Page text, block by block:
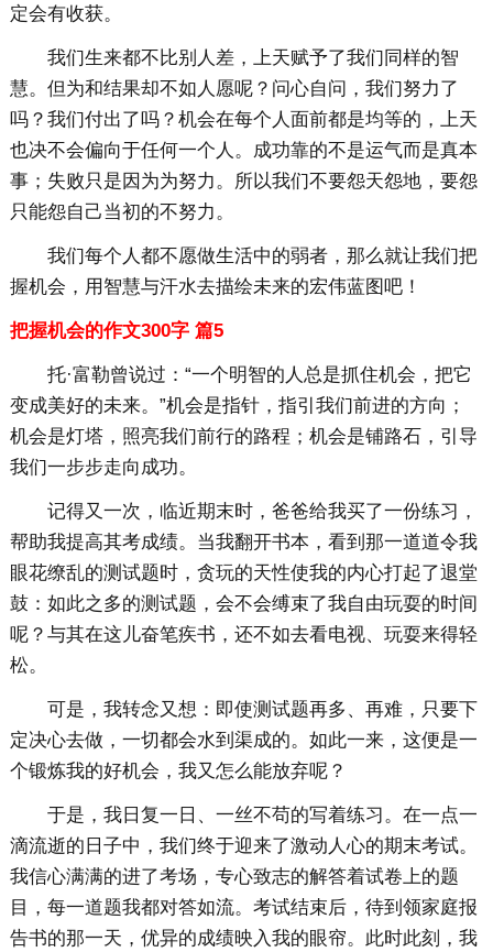
定会有收获。
我们生来都不比别人差，上天赋予了我们同样的智
慧。但为和结果却不如人愿呢？问心自问，我们努力了
吗？我们付出了吗？机会在每个人面前都是均等的，上天
也决不会偏向于任何一个人。成功靠的不是运气而是真本
事；失败只是因为为努力。所以我们不要怨天怨地，要怨
只能怨自己当初的不努力。
我们每个人都不愿做生活中的弱者，那么就让我们把
握机会，用智慧与汗水去描绘未来的宏伟蓝图吧！
把握机会的作文300字 篇5
托·富勒曾说过：“一个明智的人总是抓住机会，把它
变成美好的未来。”机会是指针，指引我们前进的方向；
机会是灯塔，照亮我们前行的路程；机会是铺路石，引导
我们一步步走向成功。
记得又一次，临近期末时，爸爸给我买了一份练习，
帮助我提高其考成绩。当我翻开书本，看到那一道道令我
眼花缭乱的测试题时，贪玩的天性使我的内心打起了退堂
鼓：如此之多的测试题，会不会缚束了我自由玩耍的时间
呢？与其在这儿奋笔疾书，还不如去看电视、玩耍来得轻
松。
可是，我转念又想：即使测试题再多、再难，只要下
定决心去做，一切都会水到渠成的。如此一来，这便是一
个锻炼我的好机会，我又怎么能放弃呢？
于是，我日复一日、一丝不苟的写着练习。在一点一
滴流逝的日子中，我们终于迎来了激动人心的期末考试。
我信心满满的进了考场，专心致志的解答着试卷上的题
目，每一道题我都对答如流。考试结束后，待到领家庭报
告书的那一天，优异的成绩映入我的眼帘。此时此刻，我